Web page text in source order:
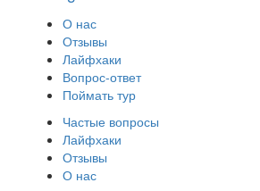
О нас
Отзывы
Лайфхаки
Вопрос-ответ
Поймать тур
Частые вопросы
Лайфхаки
Отзывы
О нас